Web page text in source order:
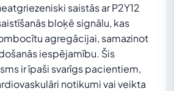
saistās ar P2Y12
bloķē signālu, kas
agregācijai, samazinot
iespējamību. Šis
ir īpaši svarīgs pacientiem,
notikumi vai veikta